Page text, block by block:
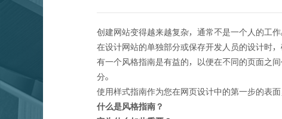
创建网站变得越来越复杂，通常不是一个人的工
在设计网站的单独部分或保存开发人员的设计时
有一个风格指南是有益的，以便在不同的页面之
分。
使用样式指南作为您在网页设计中的第一步的表
什么是风格指南？